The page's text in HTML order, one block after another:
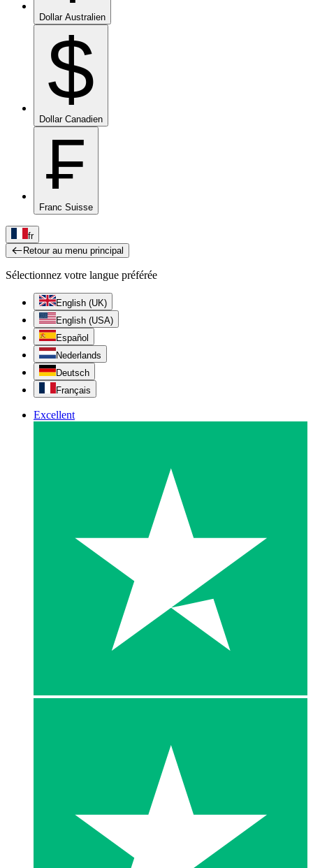
Dollar Australien
$
Dollar Canadien
₣
Franc Suisse
fr
Retour au menu principal
Sélectionnez votre langue préférée
English (UK)
English (USA)
Español
Nederlands
Deutsch
Français
Excellent